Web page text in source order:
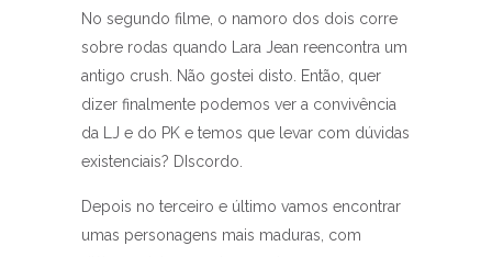
No segundo filme, o namoro dos dois corre
sobre rodas quando Lara Jean reencontra um
antigo crush. Não gostei disto. Então, quer
dizer finalmente podemos ver a convivência
da LJ e do PK e temos que levar com dúvidas
existenciais? DIscordo.
Depois no terceiro e último vamos encontrar
umas personagens mais maduras, com